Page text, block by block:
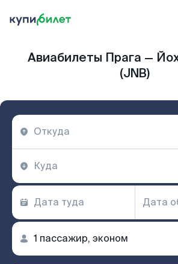
Авиабилеты Прага —
(JNB)